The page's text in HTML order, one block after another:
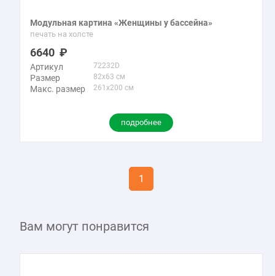
Модульная картина «Женщины у бассейна»
печать на холсте
6640
Артикул 72232D
Размер 82x63 см
Макс. размер 261x200 см
подробнее
1
Вам могут понравится